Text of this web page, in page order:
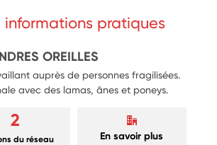
de l’association, permettant une
informations pratiques
OREILLES
auprès de personnes fragilisées.
avec des lamas, ânes et poneys.
2
du réseau En savoir plus